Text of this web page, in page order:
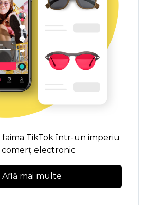
faima TikTok într-un imperiu
comerț electronic
Află mai multe